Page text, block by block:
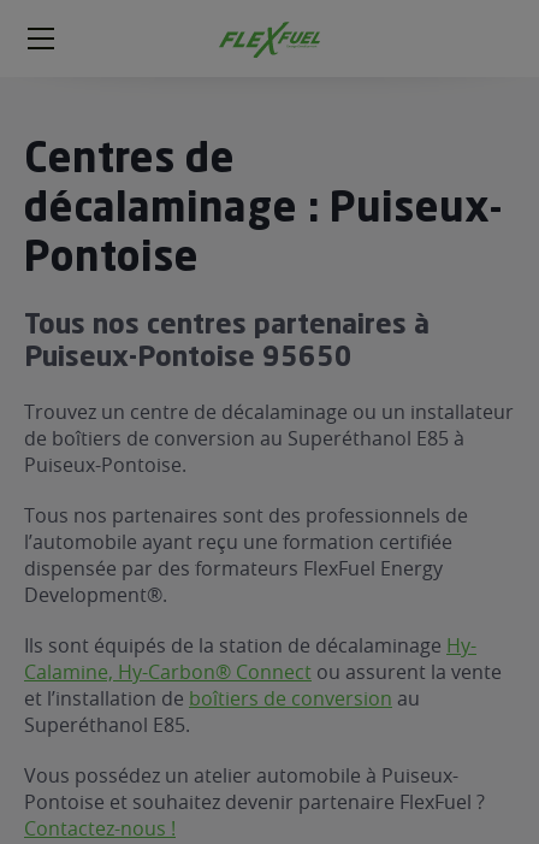
FlexFuel
Méga
le Décalaminage
?
gratuit
du carburant avec
le Superéthanol
?
de mon
garagiste
Centres de
décalaminage : Puiseux-
Pontoise
Tous nos centres partenaires à
Puiseux-Pontoise 95650
Trouvez un centre de décalaminage ou un installateur
de boîtiers de conversion au Superéthanol E85 à
Puiseux-Pontoise.
Tous nos partenaires sont des professionnels de
l’automobile ayant reçu une formation certifiée
dispensée par des formateurs FlexFuel Energy
Development®.
Ils sont équipés de la station de décalaminage Hy-
Calamine, Hy-Carbon® Connect ou assurent la vente
et l’installation de boîtiers de conversion au
Superéthanol E85.
Vous possédez un atelier automobile à Puiseux-
Pontoise et souhaitez devenir partenaire FlexFuel ?
Contactez-nous !